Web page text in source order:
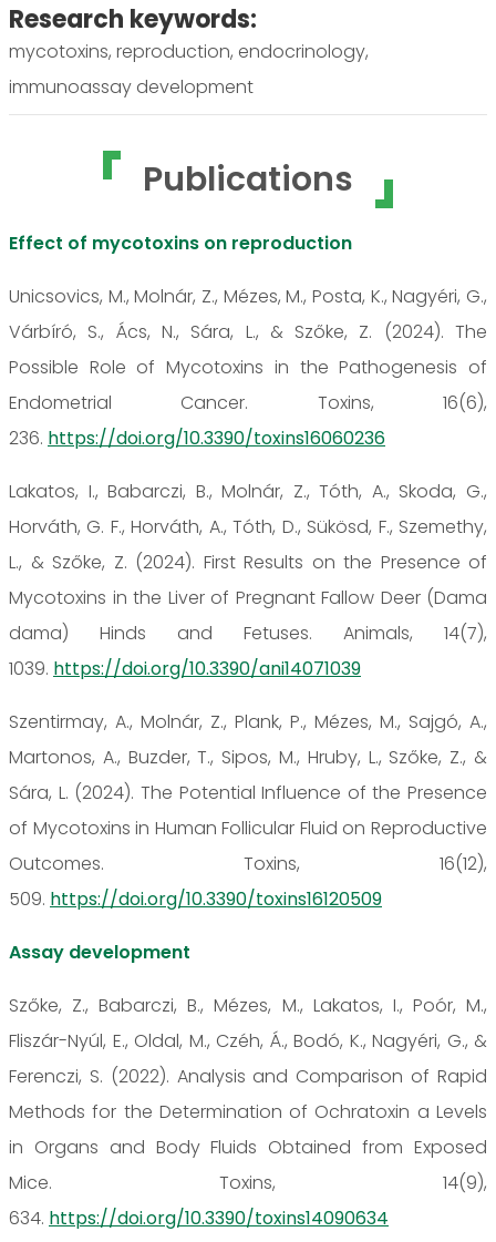
Research keywords:
mycotoxins, reproduction, endocrinology,
immunoassay development
Publications
Effect of mycotoxins on reproduction
Unicsovics, M., Molnár, Z., Mézes, M., Posta, K., Nagyéri, G.,
Várbíró, S., Ács, N., Sára, L., & Szőke, Z. (2024). The
Possible Role of Mycotoxins in the Pathogenesis of
Endometrial Cancer. Toxins, 16(6),
236. https://doi.org/10.3390/toxins16060236
Lakatos, I., Babarczi, B., Molnár, Z., Tóth, A., Skoda, G.,
Horváth, G. F., Horváth, A., Tóth, D., Sükösd, F., Szemethy,
L., & Szőke, Z. (2024). First Results on the Presence of
Mycotoxins in the Liver of Pregnant Fallow Deer (Dama
dama) Hinds and Fetuses. Animals, 14(7),
1039. https://doi.org/10.3390/ani14071039
Szentirmay, A., Molnár, Z., Plank, P., Mézes, M., Sajgó, A.,
Martonos, A., Buzder, T., Sipos, M., Hruby, L., Szőke, Z., &
Sára, L. (2024). The Potential Influence of the Presence
of Mycotoxins in Human Follicular Fluid on Reproductive
Outcomes. Toxins, 16(12),
509. https://doi.org/10.3390/toxins16120509
Assay development
Szőke, Z., Babarczi, B., Mézes, M., Lakatos, I., Poór, M.,
Fliszár-Nyúl, E., Oldal, M., Czéh, Á., Bodó, K., Nagyéri, G., &
Ferenczi, S. (2022). Analysis and Comparison of Rapid
Methods for the Determination of Ochratoxin a Levels
in Organs and Body Fluids Obtained from Exposed
Mice. Toxins, 14(9),
634. https://doi.org/10.3390/toxins14090634